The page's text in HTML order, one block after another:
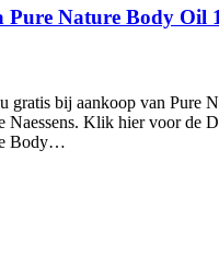
Pure Nature Body Oil
gratis bij aankoop van Pure
Naessens. Klik hier voor de
Body…